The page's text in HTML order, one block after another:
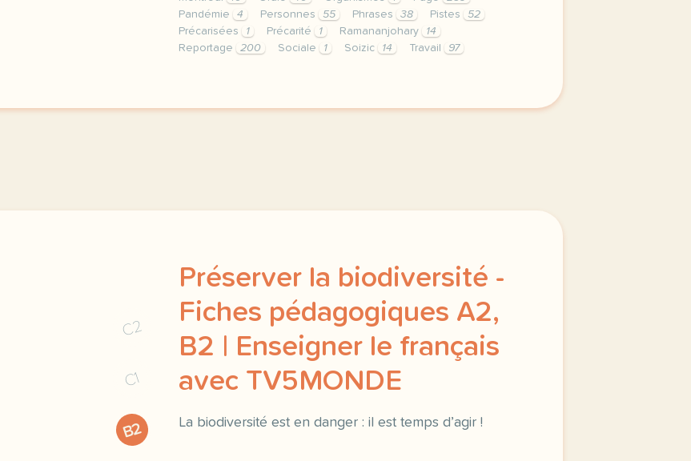
Pandémie
4 Personnes 55 Phrases 38 Pistes
52
Précarisées
1 Précarité 1 Ramananjohary
14
Reportage
200 Sociale 1 Soizic 14 Travail 97
C2
C1
B2
Préserver la biodiversité -
Fiches pédagogiques A2,
B2 | Enseigner le français
avec TV5MONDE
La biodiversité est en danger : il est temps d’agir !